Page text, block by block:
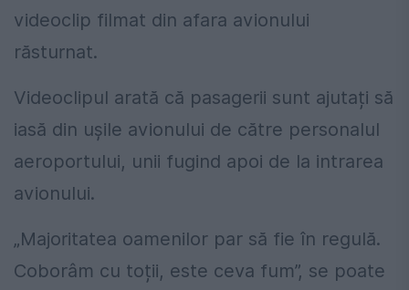
videoclip filmat din afara avionului
răsturnat.
Videoclipul arată că pasagerii sunt ajutați să
iasă din ușile avionului de către personalul
aeroportului, unii fugind apoi de la intrarea
avionului.
„Majoritatea oamenilor par să fie în regulă.
Coborâm cu toții, este ceva fum”, se poate